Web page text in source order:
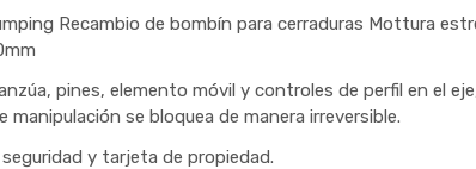
Recambio de bombín para cerraduras Mottura
pines, elemento móvil y controles de perfil en el
se bloquea de manera irreversible.
y tarjeta de propiedad.